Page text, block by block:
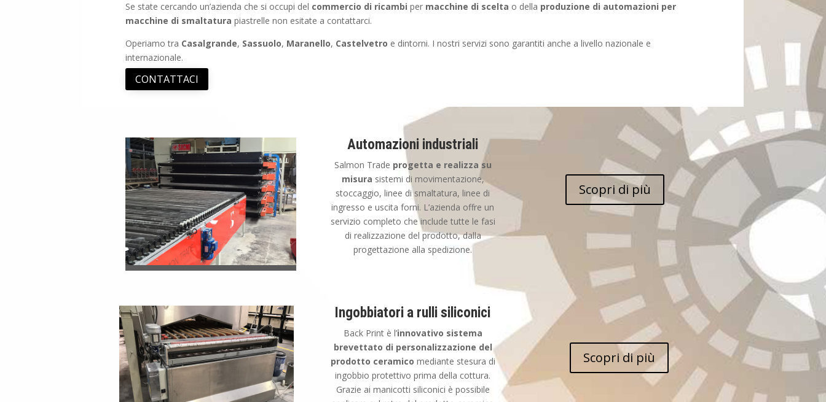
Se state cercando un’azienda che si occupi del commercio di ricambi per macchine di scelta o della produzione di automazioni per
macchine di smaltatura piastrelle non esitate a contattarci.
Operiamo tra Casalgrande, Sassuolo, Maranello, Castelvetro e dintorni. I nostri servizi sono garantiti anche a livello nazionale e
internazionale.
CONTATTACI
Automazioni industriali
Salmon Trade progetta e realizza su
misura sistemi di movimentazione,
stoccaggio, linee di smaltatura, linee di
ingresso e uscita forni. L’azienda offre un
servizio completo che include tutte le fasi
di realizzazione del prodotto, dalla
progettazione alla spedizione.
Scopri di più
Ingobbiatori a rulli siliconici
Back Print è l’innovativo sistema
brevettato di personalizzazione del
prodotto ceramico mediante stesura di
ingobbio protettivo prima della cottura.
Grazie ai manicotti siliconici è possibile
Scopri di più